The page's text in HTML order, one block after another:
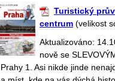
Turistický
centrum (velikost
Aktualizováno:
nově se
Prahy 1. Asi nikde jinde